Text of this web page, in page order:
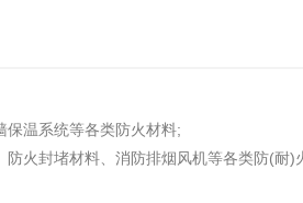
保温系统等各类防火材料;
火封堵材料、消防排烟风机等各类防(耐)